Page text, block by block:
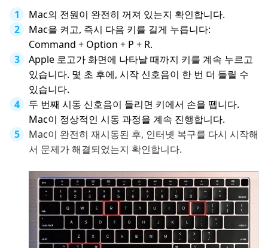
Mac의 전원이 완전히 꺼져 있는지 확인합니다.
Mac을 켜고, 즉시 다음 키를 길게 누릅니다:
Command + Option + P + R.
Apple 로고가 화면에 나타날 때까지 키를 계속 누르고
있습니다. 몇 초 후에, 시작 신호음이 한 번 더 들릴 수
있습니다.
두 번째 시동 신호음이 들리면 키에서 손을 뗍니다.
Mac이 정상적인 시동 과정을 계속 진행합니다.
Mac이 완전히 재시동된 후, 인터넷 복구를 다시 시작해
서 문제가 해결되었는지 확인합니다.